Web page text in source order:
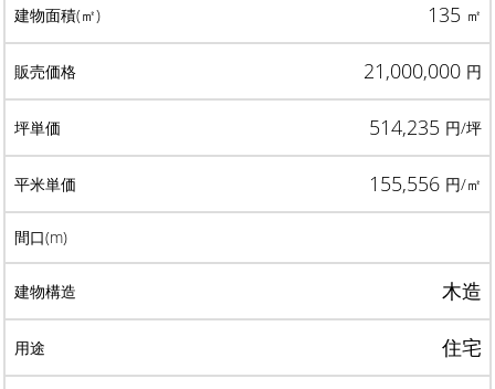
135 ㎡
21,000,000 円
514,235 円/坪
155,556 円/㎡
木造
住宅